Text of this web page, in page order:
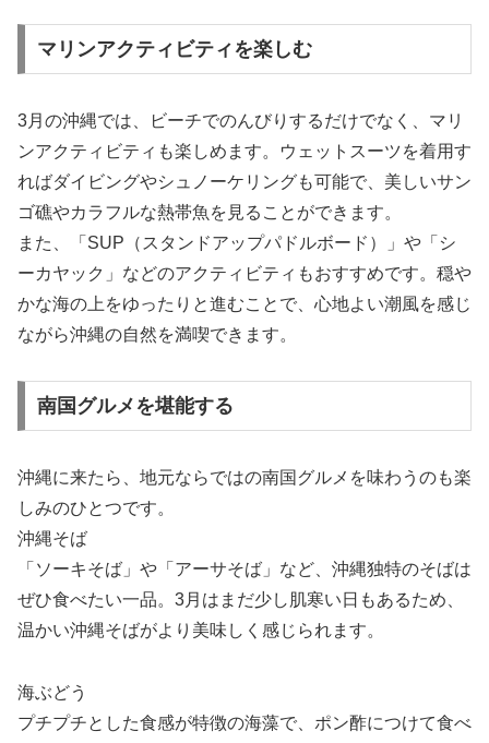
マリンアクティビティを楽しむ
3月の沖縄では、ビーチでのんびりするだけでなく、マリ
ンアクティビティも楽しめます。ウェットスーツを着用す
ればダイビングやシュノーケリングも可能で、美しいサン
ゴ礁やカラフルな熱帯魚を見ることができます。
また、「SUP（スタンドアップパドルボード）」や「シ
ーカヤック」などのアクティビティもおすすめです。穏や
かな海の上をゆったりと進むことで、心地よい潮風を感じ
ながら沖縄の自然を満喫できます。
南国グルメを堪能する
沖縄に来たら、地元ならではの南国グルメを味わうのも楽
しみのひとつです。
沖縄そば
「ソーキそば」や「アーサそば」など、沖縄独特のそばは
ぜひ食べたい一品。3月はまだ少し肌寒い日もあるため、
温かい沖縄そばがより美味しく感じられます。
海ぶどう
プチプチとした食感が特徴の海藻で、ポン酢につけて食べ